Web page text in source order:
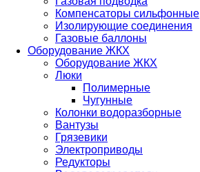
Компенсаторы сильфонные
Изолирующие соединения
Газовые баллоны
Оборудование ЖКХ
Оборудование ЖКХ
Люки
Полимерные
Чугунные
Колонки водоразборные
Вантузы
Грязевики
Электроприводы
Редукторы